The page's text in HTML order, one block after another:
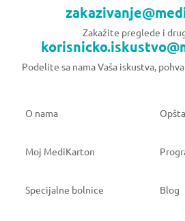
Zakažite preglede i
Podelite sa nama Vaša iskustva,
O nama
Moj MediKarton
Specijalne bolnice Blog